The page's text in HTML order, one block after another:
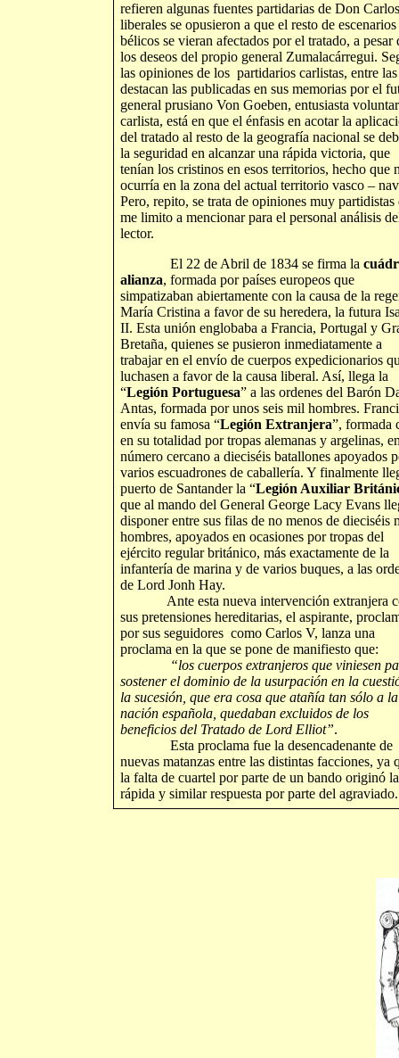
refieren algunas fuentes partidarias de Don
liberales se opusieron a que el resto de escenarios
bélicos se vieran afectados por el tratado, a pesar
los deseos del propio general Zumalacárregui.
las opiniones de los partidarios carlistas, entre
destacan las publicadas en sus memorias por el
general prusiano Von Goeben, entusiasta
carlista, está en que el énfasis en acotar la
del tratado al resto de la geografía nacional se
la seguridad en alcanzar una rápida victoria, que
tenían los cristinos en esos territorios, hecho que
ocurría en la zona del actual territorio vasco –
Pero, repito, se trata de opiniones muy partidistas
me limito a mencionar para el personal análisis
lector.
El 22 de Abril de 1834 se firma la
alianza, formada por países europeos que
simpatizaban abiertamente con la causa de la
María Cristina a favor de su heredera, la futura
II. Esta unión englobaba a Francia, Portugal y
Bretaña, quienes se pusieron inmediatamente a
trabajar en el envío de cuerpos expedicionarios
luchasen a favor de la causa liberal. Así, llega la
“Legión Portuguesa” a las ordenes del Barón
Antas, formada por unos seis mil hombres.
envía su famosa “Legión Extranjera”, formada
en su totalidad por tropas alemanas y argelinas,
número cercano a dieciséis batallones apoyados
varios escuadrones de caballería. Y finalmente
puerto de Santander la “Legión Auxiliar
que al mando del General George Lacy Evans
disponer entre sus filas de no menos de dieciséis
hombres, apoyados en ocasiones por tropas del
ejército regular británico, más exactamente de la
infantería de marina y de varios buques, a las
de Lord Jonh Hay.
Ante esta nueva intervención extranjera
sus pretensiones hereditarias, el aspirante,
por sus seguidores como Carlos V, lanza una
proclama en la que se pone de manifiesto que:
“los cuerpos extranjeros que viniesen
sostener el dominio de la usurpación en la
la sucesión, que era cosa que atañía tan sólo a la
nación española, quedaban excluidos de los
beneficios del Tratado de Lord Elliot”.
Esta proclama fue la desencadenante de
nuevas matanzas entre las distintas facciones, ya
la falta de cuartel por parte de un bando originó la
rápida y similar respuesta por parte del agraviado.